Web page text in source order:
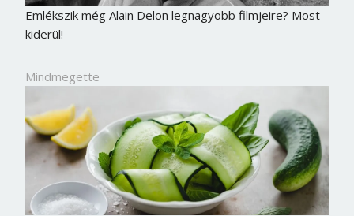
Emlékszik még Alain Delon legnagyobb filmjeire? Most
kiderül!
Mindmegette